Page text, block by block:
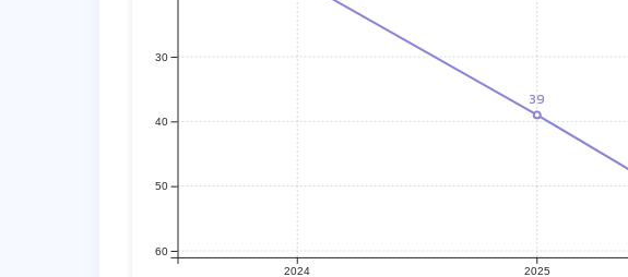
39
2024 2025
60
50
40
30